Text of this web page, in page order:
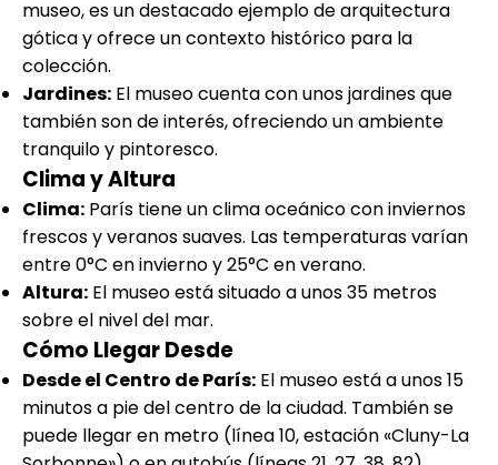
museo, es un destacado ejemplo de arquitectura
gótica y ofrece un contexto histórico para la
colección.
Jardines: El museo cuenta con unos jardines que
también son de interés, ofreciendo un ambiente
tranquilo y pintoresco.
Clima y Altura
Clima: París tiene un clima oceánico con inviernos
frescos y veranos suaves. Las temperaturas varían
entre 0°C en invierno y 25°C en verano.
Altura: El museo está situado a unos 35 metros
sobre el nivel del mar.
Cómo Llegar Desde
Desde el Centro de París: El museo está a unos 15
minutos a pie del centro de la ciudad. También se
puede llegar en metro (línea 10, estación «Cluny-La